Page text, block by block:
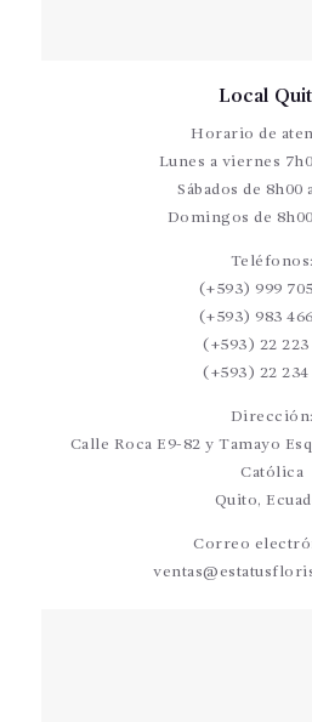
Local
Horario de
Lunes a viernes
Sábados de 8h00
Domingos de
Teléfonos:
(+593) 999
(+593) 983
(+593) 22 223
(+593) 22 234
Dirección:
Calle Roca E9-82 y Tamayo
Católica
Quito,
Correo